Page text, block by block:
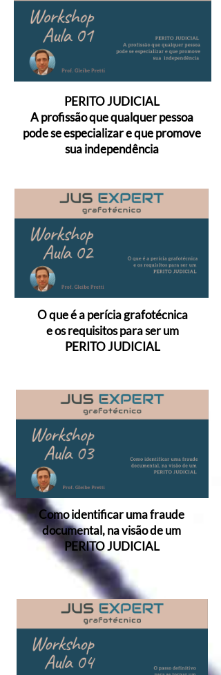
VIDEO 1
PERITO JUDICIAL
A profissão que qualquer pessoa
pode se especializar e que promove
sua independência
VIDEO 2
VIDEO 3
O que é a perícia grafotécnica
e os requisitos para ser um
PERITO JUDICIAL
Como identificar uma fraude
documental, na visão de um
PERITO JUDICIAL